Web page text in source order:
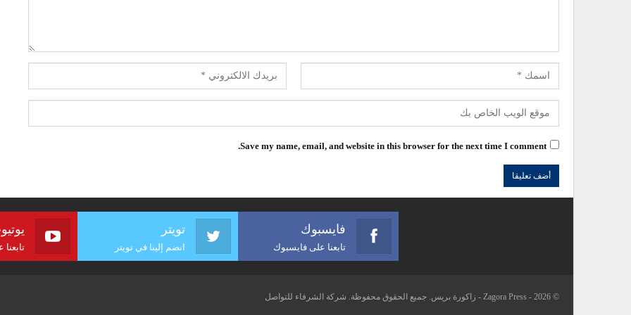
Save my name, email, and website in this browser for the next time I comment.
فايسبوك
تابعنا على فايسبوك
تويتر
انضم إلينا في تويتر
© 2026 - Zagora Press - زاكورة بريس. جميع الحقوق محفوظة. شركة الشرفاء للتواصل